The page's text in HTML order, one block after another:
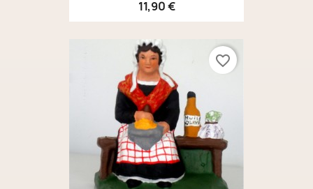
11,90 €
favorite_border